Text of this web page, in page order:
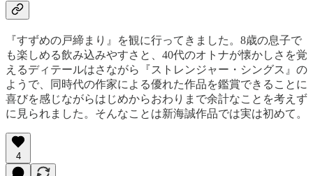
『すずめの戸締まり』を観に行ってきました。8歳の息子で
も楽しめる飲み込みやすさと、40代のオトナが懐かしさを覚
えるディテールはさながら『ストレンジャー・シングス』の
ようで、同時代の作家による優れた作品を鑑賞できることに
喜びを感じながらはじめからおわりまで余計なことを考えず
に見られました。そんなことは新海誠作品では実は初めて。
4